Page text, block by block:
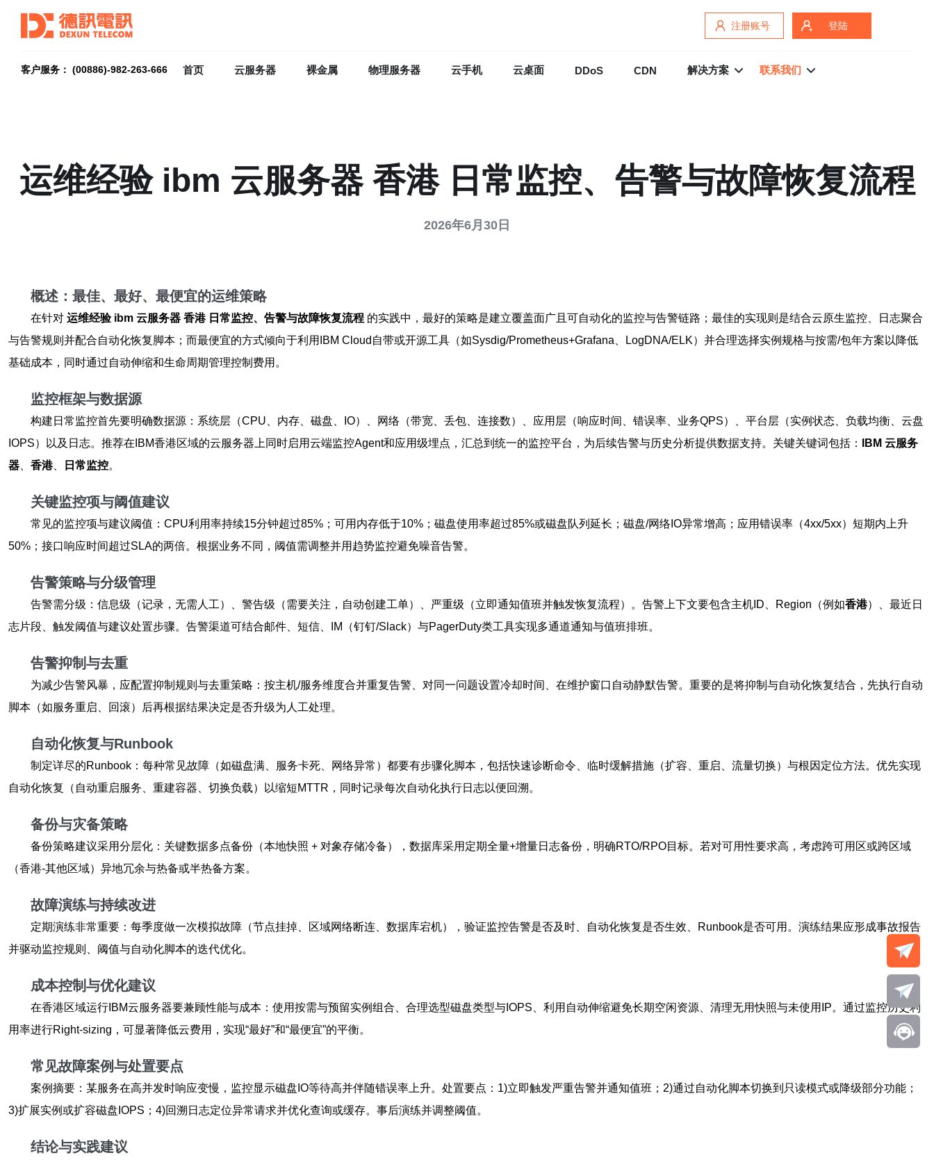
注册账号 登陆
客户服务： (00886)-982-263-666 首页 云服务器 裸金属 物理服务器 云手机 云桌面 DDoS CDN 解决方案 联系我们
运维经验 ibm 云服务器 香港 日常监控、告警与故障恢复流程
2026年6月30日
概述：最佳、最好、最便宜的运维策略
在针对 运维经验 ibm 云服务器 香港 日常监控、告警与故障恢复流程 的实践中，最好的策略是建立覆盖面广且可自动化的监控与告警链路；最佳的实现则是结合云原生监控、日志聚合
与告警规则并配合自动化恢复脚本；而最便宜的方式倾向于利用IBM Cloud自带或开源工具（如Sysdig/Prometheus+Grafana、LogDNA/ELK）并合理选择实例规格与按需/包年方案以降低
基础成本，同时通过自动伸缩和生命周期管理控制费用。
监控框架与数据源
构建日常监控首先要明确数据源：系统层（CPU、内存、磁盘、IO）、网络（带宽、丢包、连接数）、应用层（响应时间、错误率、业务QPS）、平台层（实例状态、负载均衡、云盘
IOPS）以及日志。推荐在IBM香港区域的云服务器上同时启用云端监控Agent和应用级埋点，汇总到统一的监控平台，为后续告警与历史分析提供数据支持。关键关键词包括：
IBM 云服务
器
香港、 日常监控。
关键监控项与阈值建议
常见的监控项与建议阈值：CPU利用率持续15分钟超过85%；可用内存低于10%；磁盘使用率超过85%或磁盘队列延长；磁盘/网络IO异常增高；应用错误率（4xx/5xx）短期内上升
50%；接口响应时间超过SLA的两倍。根据业务不同，阈值需调整并用趋势监控避免噪音告警。
告警策略与分级管理
告警需分级：信息级（记录，无需人工）、警告级（需要关注，自动创建工单）、严重级（立即通知值班并触发恢复流程）。告警上下文要包含主机ID、Region（例如香港）、最近日
志片段、触发阈值与建议处置步骤。告警渠道可结合邮件、短信、IM（钉钉/Slack）与PagerDuty类工具实现多通道通知与值班排班。
告警抑制与去重
为减少告警风暴，应配置抑制规则与去重策略：按主机/服务维度合并重复告警、对同一问题设置冷却时间、在维护窗口自动静默告警。重要的是将抑制与自动化恢复结合，先执行自动
脚本（如服务重启、回滚）后再根据结果决定是否升级为人工处理。
自动化恢复与Runbook
制定详尽的Runbook：每种常见故障（如磁盘满、服务卡死、网络异常）都要有步骤化脚本，包括快速诊断命令、临时缓解措施（扩容、重启、流量切换）与根因定位方法。优先实现
自动化恢复（自动重启服务、重建容器、切换负载）以缩短MTTR，同时记录每次自动化执行日志以便回溯。
备份与灾备策略
备份策略建议采用分层化：关键数据多点备份（本地快照 + 对象存储冷备），数据库采用定期全量+增量日志备份，明确RTO/RPO目标。若对可用性要求高，考虑跨可用区或跨区域
（香港-其他区域）异地冗余与热备或半热备方案。
故障演练与持续改进
定期演练非常重要：每季度做一次模拟故障（节点挂掉、区域网络断连、数据库宕机），验证监控告警是否及时、自动化恢复是否生效、Runbook是否可用。演练结果应形成事故报告
并驱动监控规则、阈值与自动化脚本的迭代优化。
成本控制与优化建议
在香港区域运行IBM云服务器要兼顾性能与成本：使用按需与预留实例组合、合理选型磁盘类型与IOPS、利用自动伸缩避免长期空闲资源、清理无用快照与未使用IP。通过监控历史利
用率进行Right-sizing，可显著降低云费用，实现“最好”和“最便宜”的平衡。
常见故障案例与处置要点
案例摘要：某服务在高并发时响应变慢，监控显示磁盘IO等待高并伴随错误率上升。处置要点：1)立即触发严重告警并通知值班；2)通过自动化脚本切换到只读模式或降级部分功能；
3)扩展实例或扩容磁盘IOPS；4)回溯日志定位异常请求并优化查询或缓存。事后演练并调整阈值。
结论与实践建议